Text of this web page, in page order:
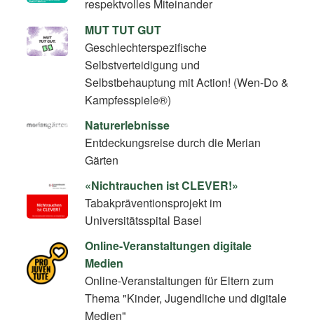
respektvolles Miteinander
MUT TUT GUT
Geschlechterspezifische
Selbstverteidigung und
Selbstbehauptung mit Action! (Wen-Do &
Kampfesspiele®)
Naturerlebnisse
Entdeckungsreise durch die Merian
Gärten
«Nichtrauchen ist CLEVER!»
Tabakpräventionsprojekt im
Universitätsspital Basel
Online-Veranstaltungen digitale
Medien
Online-Veranstaltungen für Eltern zum
Thema "Kinder, Jugendliche und digitale
Medien"